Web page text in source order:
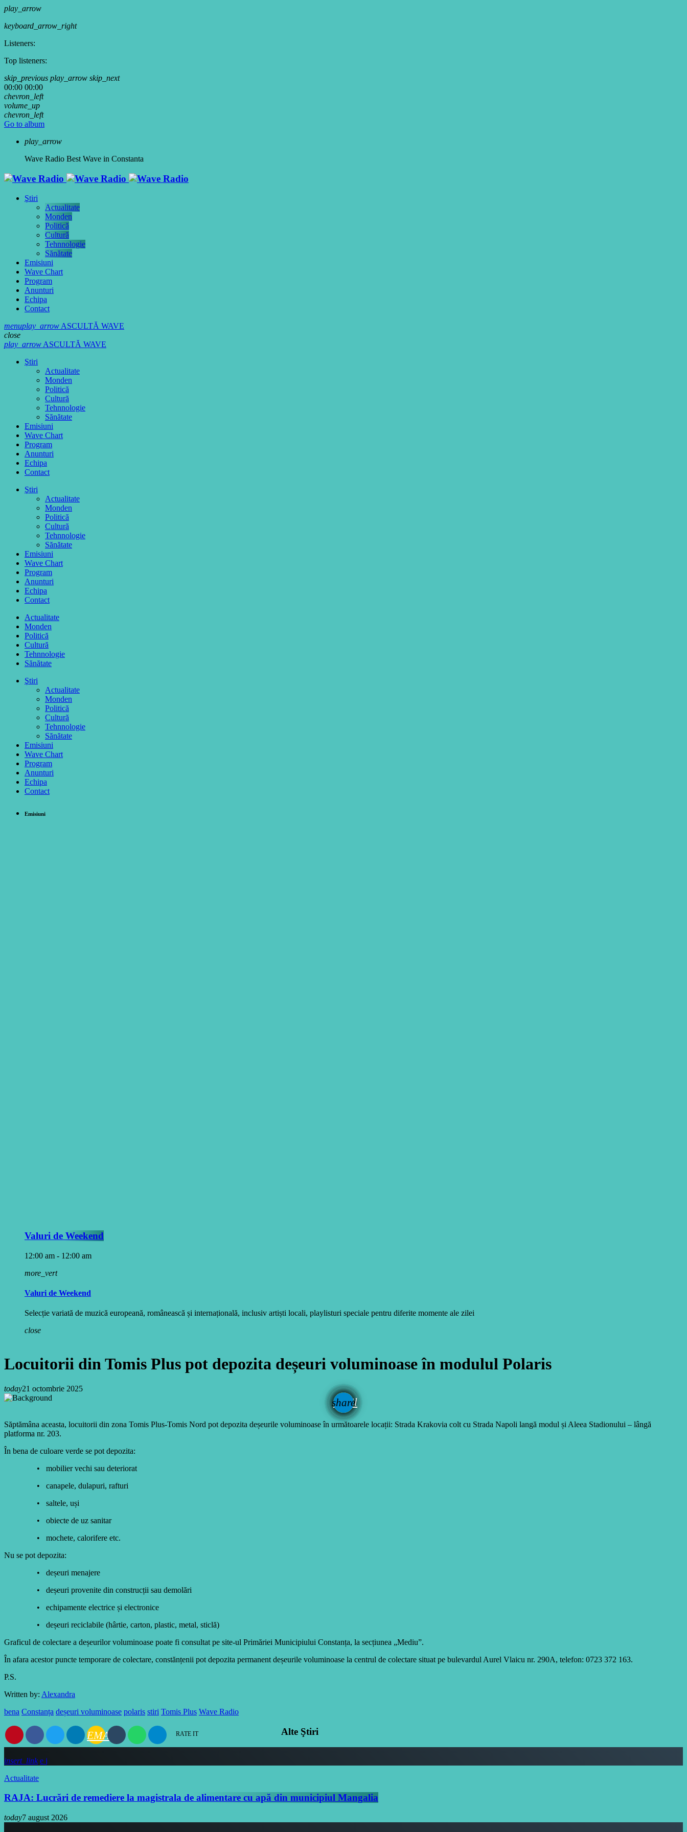
play_arrow
keyboard_arrow_right
Listeners:
Top listeners:
skip_previous play_arrow skip_next
00:00 00:00
chevron_left
volume_up
chevron_left
Go to album
play_arrow
Wave Radio Best Wave in Constanta
Ştiri
Actualitate
Monden
Politică
Cultură
Tehnnologie
Sănătate
Emisiuni
Wave Chart
Program
Anunturi
Echipa
Contact
menuplay_arrowASCULTĂ WAVE
close
play_arrowASCULTĂ WAVE
Ştiri
Actualitate
Monden
Politică
Cultură
Tehnnologie
Sănătate
Emisiuni
Wave Chart
Program
Anunturi
Echipa
Contact
Ştiri
Actualitate
Monden
Politică
Cultură
Tehnnologie
Sănătate
Emisiuni
Wave Chart
Program
Anunturi
Echipa
Contact
Actualitate
Monden
Politică
Cultură
Tehnnologie
Sănătate
Ştiri
Actualitate
Monden
Politică
Cultură
Tehnnologie
Sănătate
Emisiuni
Wave Chart
Program
Anunturi
Echipa
Contact
Emisiuni
Valuri de Weekend
12:00 am - 12:00 am
more_vert
Valuri de Weekend
Selecție variată de muzică europeană, românească și internațională, inclusiv artiști locali, playlisturi speciale pentru diferite momente ale zilei
close
Locuitorii din Tomis Plus pot depozita deșeuri voluminoase în modulul Polaris
today21 octombrie 2025
share
email
Săptămâna aceasta, locuitorii din zona Tomis Plus-Tomis Nord pot depozita deșeurile voluminoase în următoarele locații: Strada Krakovia colt cu Strada Napoli langă modul și Aleea Stadionului – lângă
platforma nr. 203.
În bena de culoare verde se pot depozita:
• mobilier vechi sau deteriorat
• canapele, dulapuri, rafturi
• saltele, uși
• obiecte de uz sanitar
• mochete, calorifere etc.
Nu se pot depozita:
• deșeuri menajere
• deșeuri provenite din construcții sau demolări
• echipamente electrice și electronice
• deșeuri reciclabile (hârtie, carton, plastic, metal, sticlă)
Graficul de colectare a deșeurilor voluminoase poate fi consultat pe site-ul Primăriei Municipiului Constanța, la secțiunea „Mediu”.
În afara acestor puncte temporare de colectare, constănțenii pot depozita permanent deșeurile voluminoase la centrul de colectare situat pe bulevardul Aurel Vlaicu nr. 290A, telefon: 0723 372 163.
P.S.
Written by: Alexandra
bena Constanța deșeuri voluminoase polaris stiri Tomis Plus Wave Radio
EMAIL RATE IT Alte Ştiri
insert_link
Actualitate
RAJA: Lucrări de remediere la magistrala de alimentare cu apă din municipiul Mangalia
today7 august 2026